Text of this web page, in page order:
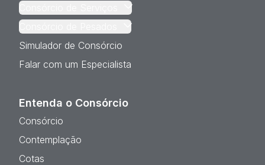
Simulador de Consórcio
Falar com um Especialista
Entenda o Consórcio
Consórcio
Contemplação
Cotas